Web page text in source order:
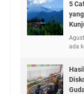
5
ada